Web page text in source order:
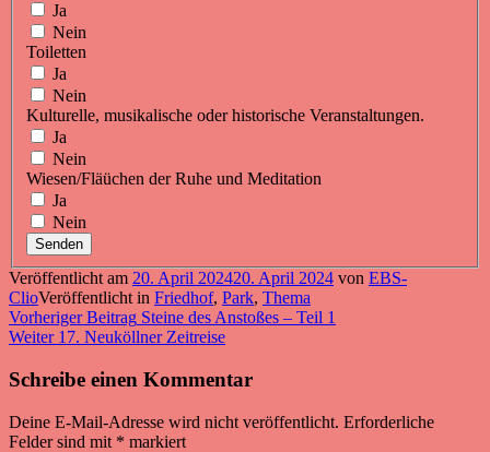
Ja
Nein
Toiletten
Ja
Nein
Kulturelle, musikalische oder historische Veranstaltungen.
Ja
Nein
Wiesen/Fläüchen der Ruhe und Meditation
Ja
Nein
Senden
Veröffentlicht am 20. April 202420. April 2024 von EBS-
ClioVeröffentlicht in Friedhof, Park, Thema
Beitragsnavigation
Vorheriger Beitrag Vorheriger
Beitrag:
Steine des Anstoßes – Teil 1
Weiter Nächster
17. Neuköllner Zeitreise
Schreibe einen Kommentar
Deine E-Mail-Adresse wird nicht veröffentlicht. Erforderliche
Felder sind mit * markiert